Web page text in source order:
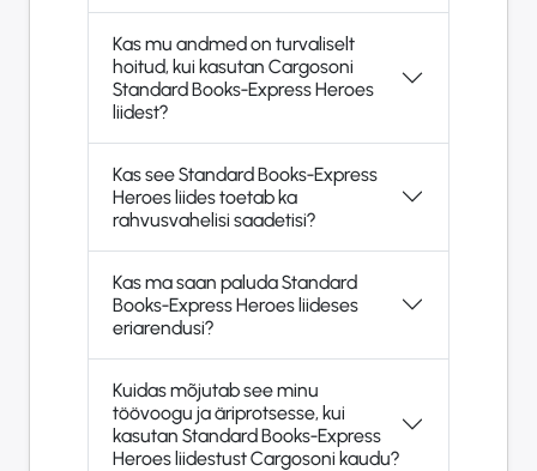
Kas mu andmed on turvaliselt
hoitud, kui kasutan Cargosoni
Standard Books-Express Heroes
liidest?
Kas see Standard Books-Express
Heroes liides toetab ka
rahvusvahelisi saadetisi?
Kas ma saan paluda Standard
Books-Express Heroes liideses
eriarendusi?
Kuidas mõjutab see minu
töövoogu ja äriprotsesse, kui
kasutan Standard Books-Express
Heroes liidestust Cargosoni kaudu?